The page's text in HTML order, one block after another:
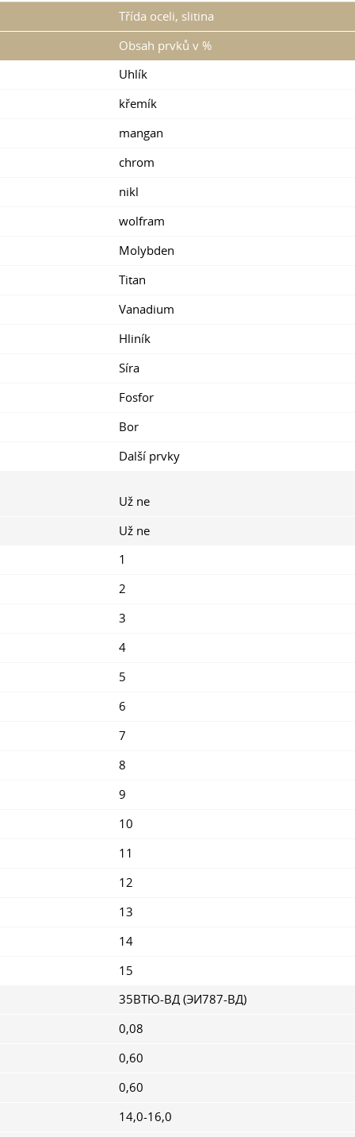
Třída oceli, slitina
Obsah prvků v %
Uhlík
křemík
mangan
chrom
nikl
wolfram
Molybden
Titan
Vanadium
Hliník
Síra
Fosfor
Bor
Další prvky
Už ne
Už ne
1
2
3
4
5
6
7
8
9
10
11
12
13
14
15
35ВТЮ-ВД (ЭИ787-ВД)
0,08
0,60
0,60
14,0-16,0